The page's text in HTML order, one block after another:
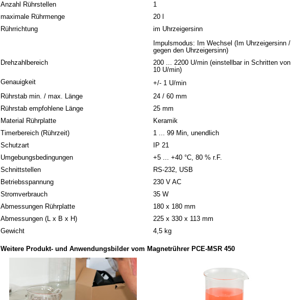
Anzahl Rührstellen
1
maximale Rührmenge
20 l
Rührrichtung
im Uhrzeigersinn
Impulsmodus: Im Wechsel (Im Uhrzeigersinn /
gegen den Uhrzeigersinn)
Drehzahlbereich
200 ... 2200 U/min (einstellbar in Schritten von
10 U/min)
Genauigkeit
+/- 1 U/min
Rührstab min. / max. Länge
24 / 60 mm
Rührstab empfohlene Länge
25 mm
Material Rührplatte
Keramik
Timerbereich (Rührzeit)
1 ... 99 Min, unendlich
Schutzart
IP 21
Umgebungsbedingungen
+5 ... +40 °C, 80 % r.F.
Schnittstellen
RS-232, USB
Betriebsspannung
230 V AC
Stromverbrauch
35 W
Abmessungen Rührplatte
180 x 180 mm
Abmessungen (L x B x H)
225 x 330 x 113 mm
Gewicht
4,5 kg
Weitere Produkt- und Anwendungsbilder vom Magnetrührer PCE-MSR 450